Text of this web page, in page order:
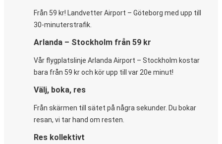
Från 59 kr! Landvetter Airport – Göteborg med upp till
30-minuterstrafik.
Arlanda – Stockholm från 59 kr
Vår flygplatslinje Arlanda Airport – Stockholm kostar
bara från 59 kr och kör upp till var 20e minut!
Välj, boka, res
Från skärmen till sätet på några sekunder. Du bokar
resan, vi tar hand om resten.
Res kollektivt